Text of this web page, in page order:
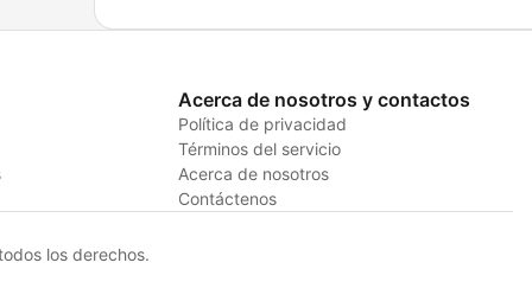
Acerca de nosotros y contactos
Política de privacidad
Términos del servicio
Acerca de nosotros
Contáctenos
los derechos.